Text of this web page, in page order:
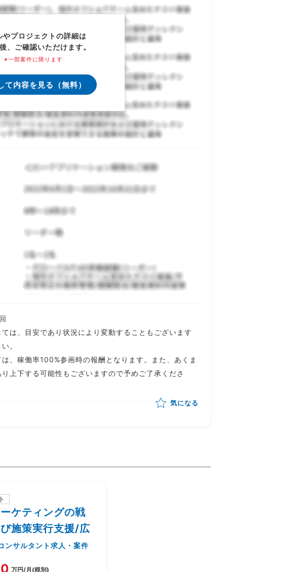
やプロジェクトの詳細は
、ご確認いただけます。
※一部案件に限ります
て内容を見る（無料）
ては、目安であり状況により変動することもございます
。
は、稼働率100%参画時の報酬となります。また、あくま
上下する可能性もございますので予めご了承くださ
気になる
ケティングの戦
施策実行支援/広
ンサルタント求人・案件
万円/月(税別)